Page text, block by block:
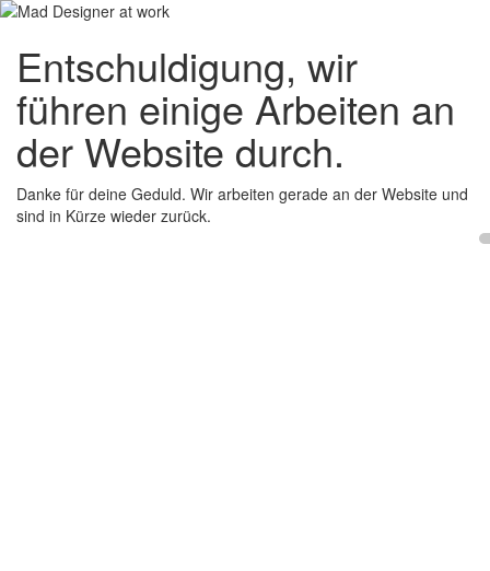
Entschuldigung, wir
führen einige Arbeiten an
der Website durch.
Danke für deine Geduld. Wir arbeiten gerade an der Website und
sind in Kürze wieder zurück.